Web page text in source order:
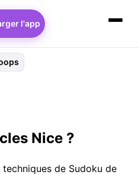
l'app
Nice ?
de Sudoku de